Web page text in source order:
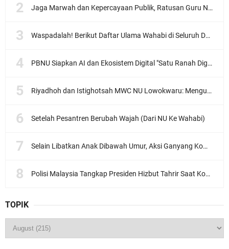
Jaga Marwah dan Kepercayaan Publik, Ratusan Guru Ngaji Kota Malang Serukan Deklarasi Ramah Anak
Waspadalah! Berikut Daftar Ulama Wahabi di Seluruh Dunia dan Karya-karyanya
PBNU Siapkan AI dan Ekosistem Digital "Satu Ranah Digital untuk Ulama", Siap Diluncurkan dalam Waktu Dekat!
Riyadhoh dan Istighotsah MWC NU Lowokwaru: Menguatkan Doa, Menjalin Ukhuwah Menyambut Muktamar NU ke-35
Setelah Pesantren Berubah Wajah (Dari NU Ke Wahabi)
Selain Libatkan Anak Dibawah Umur, Aksi Ganyang Komunis Jadi Sorotan Karena Ada Narasi Halal Sembelih Orang
Polisi Malaysia Tangkap Presiden Hizbut Tahrir Saat Konferensi Pers
TOPIK